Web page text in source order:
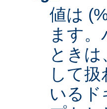
値は
ます
とき
して
いるド